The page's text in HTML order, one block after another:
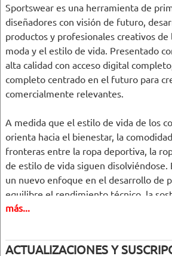
Sportswear es una herramienta de
diseñadores con visión de futuro,
productos y profesionales creativos de
moda y el estilo de vida. Presentado
alta calidad con acceso digital
completo centrado en el futuro para
comercialmente relevantes.
A medida que el estilo de vida de los
orienta hacia el bienestar, la
fronteras entre la ropa deportiva, la
de estilo de vida siguen disolviéndose.
un nuevo enfoque en el desarrollo de
equilibre el rendimiento técnico, la
innovación estética.
Trendhouse responde con una
estructurada e intuitiva que le ayuda a
más...
ACTUALIZACIONES Y